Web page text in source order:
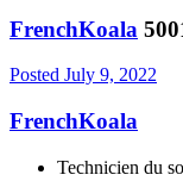
FrenchKoala
Posted July 9, 2022
FrenchKoala
Technicien du